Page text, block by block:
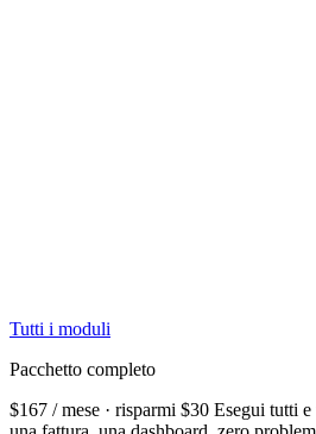
Tutti i moduli
Pacchetto completo
$167 / mese · risparmi $30 Esegui tutti